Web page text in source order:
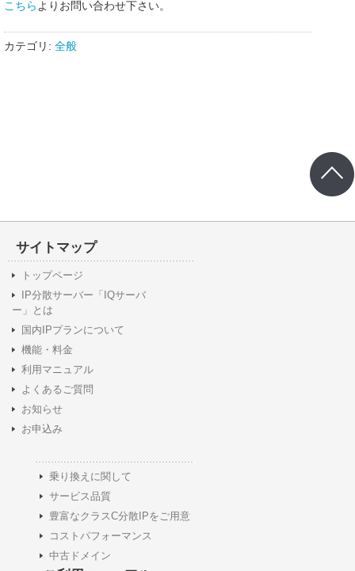
こちら よりお問い合わせ下さい。
カテゴリ: 全般
サイトマップ
トップページ
IP分散サーバー「IQサーバ
ー」とは
国内IPプランについて
機能・料金
利用マニュアル
よくあるご質問
お知らせ
お申込み
乗り換えに関して
サービス品質
豊富なクラスC分散IPをご用意
コストパフォーマンス
中古ドメイン